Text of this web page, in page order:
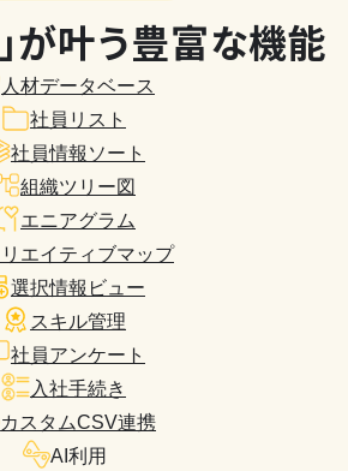
が叶う豊富な機能
人材データベース
社員リスト
社員情報ソート
組織ツリー図
エニアグラム
エイティブマップ
選択情報ビュー
スキル管理
社員アンケート
入社手続き
カスタムCSV連携
AI利用